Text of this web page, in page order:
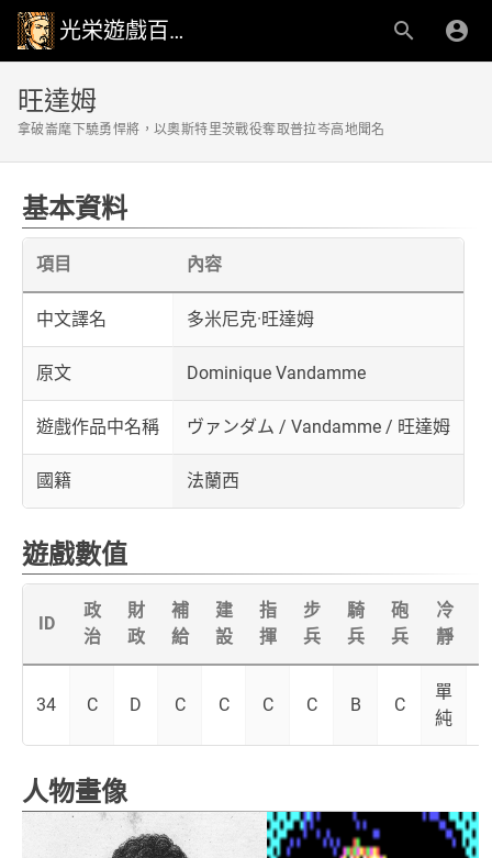
光栄遊戲百科事典
旺達姆
拿破崙麾下驍勇悍將，以奧斯特里茨戰役奪取普拉岑高地聞名
基本資料
項目 內容
中文譯名 多米尼克·旺達姆
原文 Dominique Vandamme
遊戲作品中名稱 ヴァンダム / Vandamme / 旺達姆
國籍 法蘭西
遊戲數值
ID
政
治
財
政
補
給
建
設
指
揮
步
兵
騎
兵
砲
兵
冷
靜
34 C D C C C C B C
單
純
人物畫像